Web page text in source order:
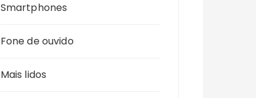
Smartphones
Fone de ouvido
Mais lidos